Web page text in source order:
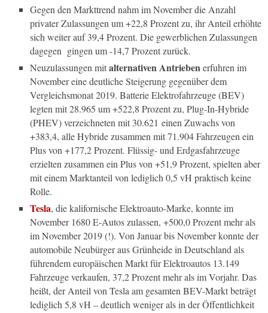
Gegen den Markttrend nahm im November die Anzahl
privater Zulassungen um +22,8 Prozent zu, ihr Anteil erhöhte
sich weiter auf 39,4 Prozent. Die gewerblichen Zulassungen
dagegen gingen um -14,7 Prozent zurück.
Neuzulassungen mitalternativen Antriebenerfuhren im
November eine deutliche Steigerung gegenüber dem
Vergleichsmonat 2019. Batterie Elektrofahrzeuge (BEV)
legten mit 28.965 um +522,8 Prozent zu, Plug-In-Hybride
(PHEV) verzeichneten mit 30.621 einen Zuwachs von
+383,4, alle Hybride zusammen mit 71.904 Fahrzeugen ein
Plus von +177,2 Prozent. Flüssig- und Erdgasfahrzeuge
erzielten zusammen ein Plus von +51,9 Prozent, spielten aber
mit einem Marktanteil von lediglich 0,5 vH praktisch keine
Rolle.
Tesla, die kalifornische Elektroauto-Marke, konnte im
November 1680 E-Autos zulassen, +500,0 Prozent mehr als
im November 2019 (!). Von Januar bis November konnte der
automobile Neubürger aus Grünheide in Deutschland als
führendem europäischen Markt für Elektroautos 13.149
Fahrzeuge verkaufen, 37,2 Prozent mehr als im Vorjahr. Das
heißt, der Anteil von Tesla am gesamten BEV-Markt beträgt
lediglich 5,8 vH – deutlich weniger als in der Öffentlichkeit